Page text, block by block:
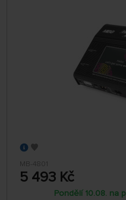
MB-4801
5 493 Kč
Pondělí 10.08. na